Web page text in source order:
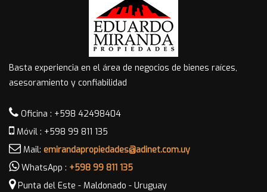
Basta experiencia en el área de negocios de bienes raíces,
asesoramiento y confiabilidad
Oficina : +598 42498404
Móvil : +598 99 811 135
Mail: emirandapropiedades@adinet.com.uy
WhatsApp : +598 99 811 135
Punta del Este - Maldonado - Uruguay